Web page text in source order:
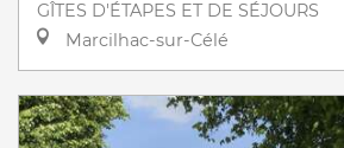
GÎTES D'ÉTAPES ET DE SÉJOURS
Marcilhac-sur-Célé